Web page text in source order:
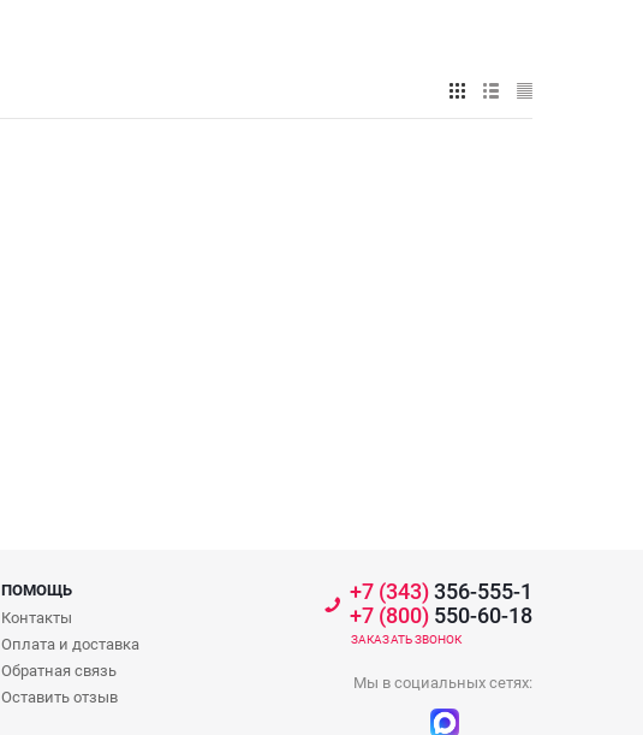
ПОМОЩЬ
Контакты
Оплата и доставка
Обратная связь
Оставить отзыв
+7 (343)356-555-1
+7 (800) 550-60-18
ЗАКАЗАТЬ ЗВОНОК
Мы в социальных сетях: